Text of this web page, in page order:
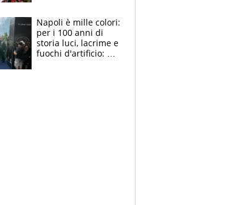
bigliettini
Napoli è mille colori:
per i 100 anni di
storia luci, lacrime e
fuochi d'artificio: De